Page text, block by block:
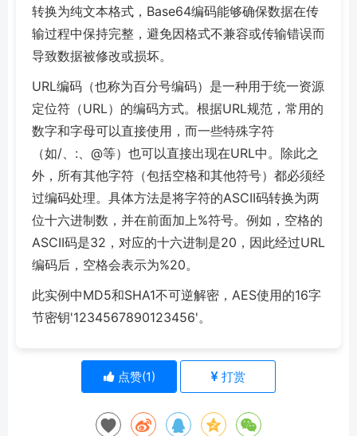
转换为纯文本格式，Base64编码能够确保数据在传
输过程中保持完整，避免因格式不兼容或传输错误而
导致数据被修改或损坏。
URL编码（也称为百分号编码）是一种用于统一资源
定位符（URL）的编码方式。根据URL规范，常用的
数字和字母可以直接使用，而一些特殊字符
（如/、:、@等）也可以直接出现在URL中。除此之
外，所有其他字符（包括空格和其他符号）都必须经
过编码处理。具体方法是将字符的ASCII码转换为两
位十六进制数，并在前面加上%符号。例如，空格的
ASCII码是32，对应的十六进制是20，因此经过URL
编码后，空格会表示为%20。
此实例中MD5和SHA1不可逆解密，AES使用的16字
节密钥'1234567890123456'。
点赞(1) 打赏